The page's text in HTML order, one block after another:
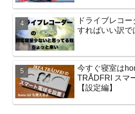
ドライブレコ
すればいい訳で
今すぐ寝室は
TRÅDFRI スマ
【設定編】